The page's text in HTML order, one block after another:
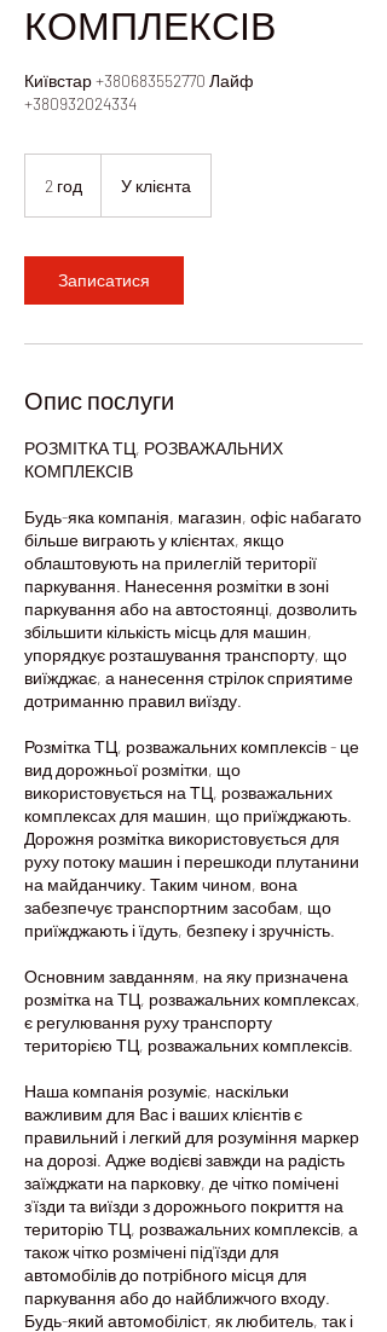
КОМПЛЕКСІВ
Київстар +380683552770 Лайф
+380932024334
2 год
д
У клієнта
Записатися
Опис послуги
РОЗМІТКА ТЦ, РОЗВАЖАЛЬНИХ
КОМПЛЕКСІВ
Будь-яка компанія, магазин, офіс набагато
більше виграють у клієнтах, якщо
облаштовують на прилеглій території
паркування. Нанесення розмітки в зоні
паркування або на автостоянці, дозволить
збільшити кількість місць для машин,
упорядкує розташування транспорту, що
виїжджає, а нанесення стрілок сприятиме
дотриманню правил виїзду.
Розмітка ТЦ, розважальних комплексів - це
вид дорожньої розмітки, що
використовується на ТЦ, розважальних
комплексах для машин, що приїжджають.
Дорожня розмітка використовується для
руху потоку машин і перешкоди плутанини
на майданчику. Таким чином, вона
забезпечує транспортним засобам, що
приїжджають і їдуть, безпеку і зручність.
Основним завданням, на яку призначена
розмітка на ТЦ, розважальних комплексах,
є регулювання руху транспорту
територією ТЦ, розважальних комплексів.
Наша компанія розуміє, наскільки
важливим для Вас і ваших клієнтів є
правильний і легкий для розуміння маркер
на дорозі. Адже водієві завжди на радість
заїжджати на парковку, де чітко помічені
з'їзди та виїзди з дорожнього покриття на
територію ТЦ, розважальних комплексів, а
також чітко розмічені під'їзди для
автомобілів до потрібного місця для
паркування або до найближчого входу.
Будь-який автомобіліст, як любитель, так і